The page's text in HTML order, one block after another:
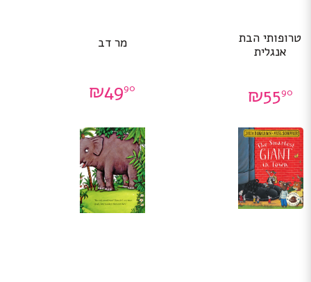
טרופותי הבת
אנגלית
₪5590
מר דב
₪4990